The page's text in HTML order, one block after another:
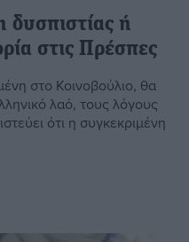
ή
στις Πρέσπες
στο Κοινοβούλιο, θα
λαό, τους λόγους
ότι η συγκεκριμένη